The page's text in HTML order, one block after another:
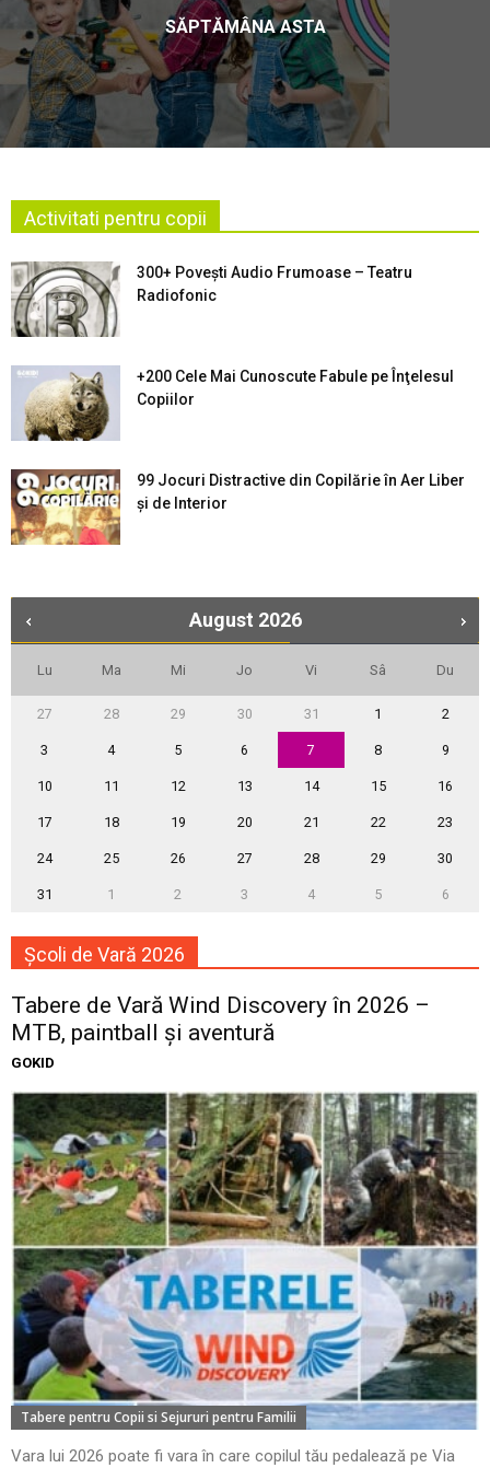
SĂPTĂMÂNA ASTA
Activitati pentru copii
300+ Povești Audio Frumoase – Teatru
Radiofonic
+200 Cele Mai Cunoscute Fabule pe Înţelesul
Copiilor
99 Jocuri Distractive din Copilărie în Aer Liber
şi de Interior
August 2026
Lu Ma Mi Jo Vi Sâ Du
27 28 29 30 31 1 2
3 4 5 6 7 8 9
10 11 12 13 14 15 16
17 18 19 20 21 22 23
24 25 26 27 28 29 30
31 1 2 3 4 5 6
Școli de Vară 2026
Tabere de Vară Wind Discovery în 2026 –
MTB, paintball și aventură
GOKID
Tabere pentru Copii si Sejururi pentru Familii
Vara lui 2026 poate fi vara în care copilul tău pedalează pe Via